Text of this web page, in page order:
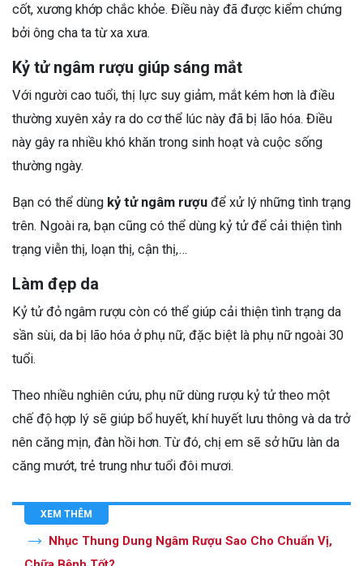
cốt, xương khớp chắc khỏe. Điều này đã được kiểm chứng
bởi ông cha ta từ xa xưa.
Kỷ tử ngâm rượu giúp sáng mắt
Với người cao tuổi, thị lực suy giảm, mắt kém hơn là điều
thường xuyên xảy ra do cơ thể lúc này đã bị lão hóa. Điều
này gây ra nhiều khó khăn trong sinh hoạt và cuộc sống
thường ngày.
Bạn có thể dùng kỷ tử ngâm rượu để xử lý những tình trạng
trên. Ngoài ra, bạn cũng có thể dùng kỷ tử để cải thiện tình
trạng viễn thị, loạn thị, cận thị,…
Làm đẹp da
Kỷ tử đỏ ngâm rượu còn có thể giúp cải thiện tình trạng da
sần sùi, da bị lão hóa ở phụ nữ, đặc biệt là phụ nữ ngoài 30
tuổi.
Theo nhiều nghiên cứu, phụ nữ dùng rượu kỷ tử theo một
chế độ hợp lý sẽ giúp bổ huyết, khí huyết lưu thông và da trở
nên căng mịn, đàn hồi hơn. Từ đó, chị em sẽ sở hữu làn da
căng mướt, trẻ trung như tuổi đôi mươi.
XEM THÊM
Nhục Thung Dung Ngâm Rượu Sao Cho Chuẩn Vị,